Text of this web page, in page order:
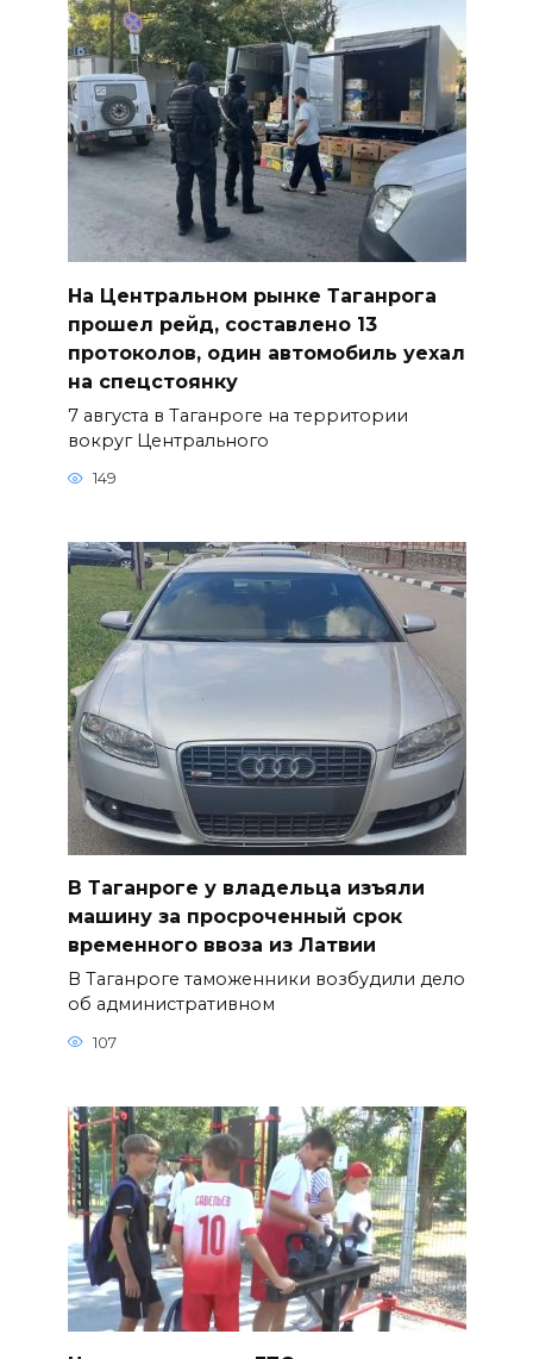
На Центральном рынке Таганрога
прошел рейд, составлено 13
протоколов, один автомобиль уехал
на спецстоянку
7 августа в Таганроге на территории
вокруг Центрального
149
В Таганроге у владельца изъяли
машину за просроченный срок
временного ввоза из Латвии
В Таганроге таможенники возбудили дело
об административном
107